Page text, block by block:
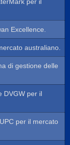
Excellence.
australiano.
di gestione delle
DVGW per il
per il mercato